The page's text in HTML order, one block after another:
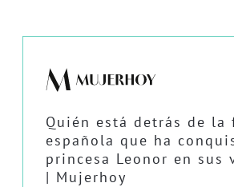
Quién está detrás de la
española que ha
princesa Leonor en sus
| Mujerhoy